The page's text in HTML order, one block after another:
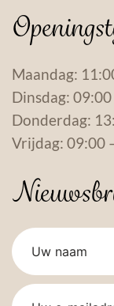
Maandag:
Dinsdag:
Donderdag:
Vrijdag: 09:00